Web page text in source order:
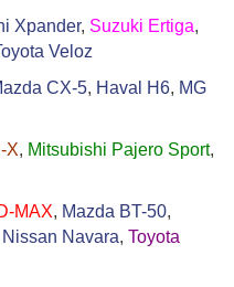
Xpander, Suzuki Ertiga,
Veloz
CX-5, Haval H6, MG
X, Mitsubishi Pajero Sport,
MAX, Mazda BT-50,
Nissan Navara, Toyota